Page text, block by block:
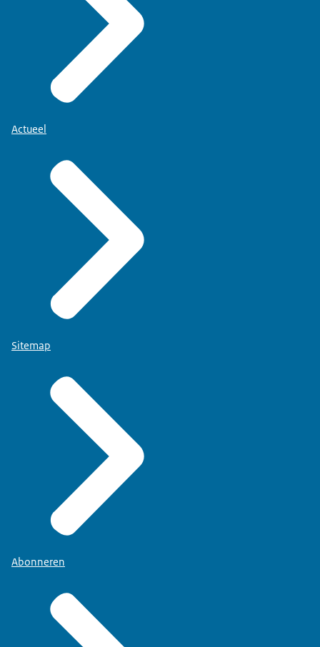
Actueel
Sitemap
Abonneren